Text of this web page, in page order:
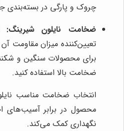
چروک و پارگی در بسته‌بندی
ضخامت نایلون شیرینگ:
تعیین‌کننده میزان مقاومت
برای محصولات سنگین و
ضخامت بالا استفاده کنید.
انتخاب ضخامت مناسب
محصول در برابر آسیب‌های
نگهداری کمک می‌کند.